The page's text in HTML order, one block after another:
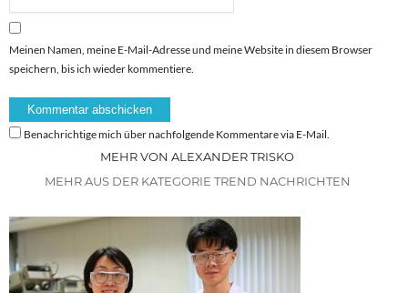
Meinen Namen, meine E-Mail-Adresse und meine Website in diesem Browser
speichern, bis ich wieder kommentiere.
Benachrichtige mich über nachfolgende Kommentare via E-Mail.
MEHR VON ALEXANDER TRISKO
MEHR AUS DER KATEGORIE TREND NACHRICHTEN